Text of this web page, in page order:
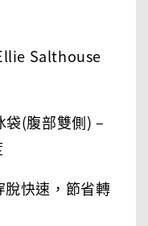
Salthouse
(腹部雙側) –
快速，節省轉